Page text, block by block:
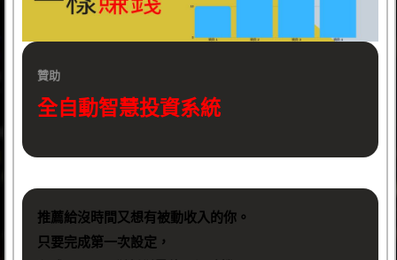
贊助
全自動智慧投資系統
推薦給沒時間又想有被動收入的你。
只要完成第一次設定，